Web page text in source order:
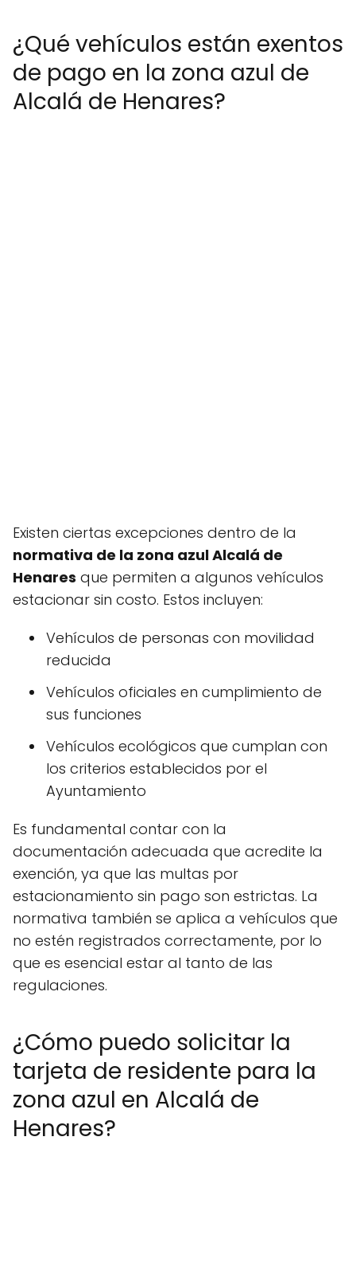
¿Qué vehículos están exentos
de pago en la zona azul de
Alcalá de Henares?
Existen ciertas excepciones dentro de la
normativa de la zona azul Alcalá de
Henares que permiten a algunos vehículos
estacionar sin costo. Estos incluyen:
Vehículos de personas con movilidad
reducida
Vehículos oficiales en cumplimiento de
sus funciones
Vehículos ecológicos que cumplan con
los criterios establecidos por el
Ayuntamiento
Es fundamental contar con la
documentación adecuada que acredite la
exención, ya que las multas por
estacionamiento sin pago son estrictas. La
normativa también se aplica a vehículos que
no estén registrados correctamente, por lo
que es esencial estar al tanto de las
regulaciones.
¿Cómo puedo solicitar la
tarjeta de residente para la
zona azul en Alcalá de
Henares?